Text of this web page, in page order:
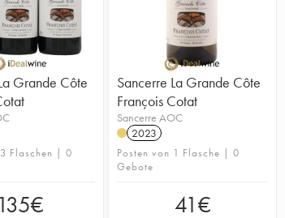
Grande Côte
Flaschen | 0
135€
Sancerre La Grande Côte
François Cotat
Sancerre AOC
2023
Posten von 1 Flasche | 0
Gebote
41€